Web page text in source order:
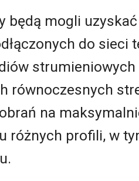
będą mogli
do sieci
równoczesnych
na
różnych profili, w